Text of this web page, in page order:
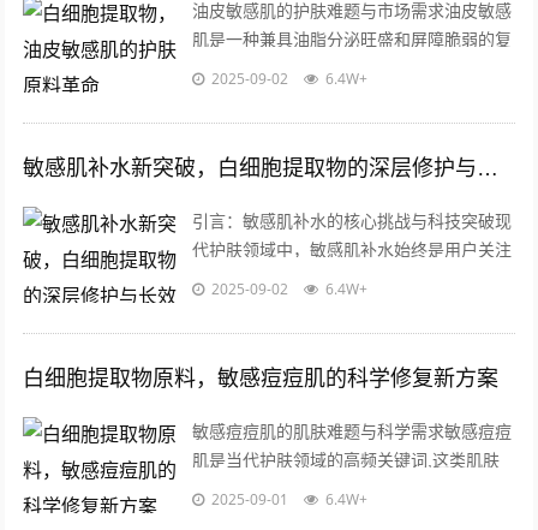
油皮敏感肌的护肤难题与市场需求油皮敏感
肌是一种兼具油脂分泌旺盛和屏障脆弱的复
杂肤质,这类皮肤对外界刺激极为敏感，容
2025-09-02 6.4W+
敏感肌补水新突破，白细胞提取物的深层修护与长效保湿奥秘
引言：敏感肌补水的核心挑战与科技突破现
代护肤领域中，敏感肌补水始终是用户关注
的核心需求，由于角质层薄、屏障功能弱，
2025-09-02 6.4W+
白细胞提取物原料，敏感痘痘肌的科学修复新方案
敏感痘痘肌的肌肤难题与科学需求敏感痘痘
肌是当代护肤领域的高频关键词,这类肌肤
既存在屏障功能薄弱、易受外界刺激的问
2025-09-01 6.4W+